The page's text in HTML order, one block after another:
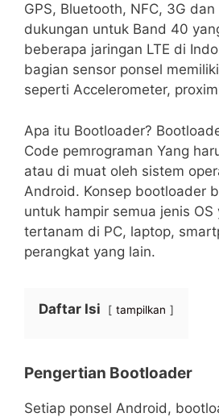
GPS, Bluetooth, NFC, 3G
dukungan untuk Band 40
beberapa jaringan LTE di
bagian sensor ponsel
seperti Accelerometer,
Apa itu Bootloader?
Code pemrograman Yang
atau di muat oleh sistem
Android. Konsep bootloader
untuk hampir semua jenis OS
tertanam di PC, laptop,
perangkat yang lain.
Daftar Isi tampilkan
Pengertian Bootloader
Setiap ponsel Android,